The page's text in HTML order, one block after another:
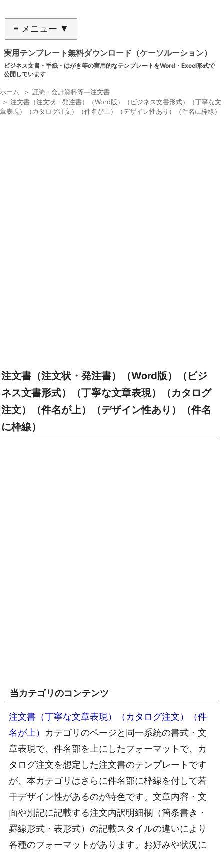
≡ メニュー ▼
実用テンプレート無料ダウンロード（ケーソルーション）
ビジネス文書・手紙・はがき等の実用的なテンプレートをWord・Excel形式で
公開しています
ホーム ＞ 証憑・会計資料等―注文書
＞ 注文書（注文状・発注書）（Word版）（ビジネス文書形式）（丁寧な文
章表現）（カタログ注文）（件名が上）（デザイン性あり）（件名に枠線）
注文書（注文状・発注書）（Word版）（ビジ
ネス文書形式）（丁寧な文章表現）（カタログ
注文）（件名が上）（デザイン性あり）（件名
に枠線）
当カテゴリのコンテンツ
注文書（丁寧な文章表現）（カタログ注文）（件
名が上） カテゴリのページと同一系統の書式・文
章表現で、件名部を上にしたフォーマットで、カ
タログ注文を想定した注文書のテンプレートです
が、本カテゴリはさらに件名部に枠線を付して若
干デザイン性があるのが特色です。文章内容・文
面や別記に記載する注文内訳明細欄（箇条書き・
罫線形式・表形式）の記載スタイルの違いにより
各種のフォーマットがあります。お好みや状況に